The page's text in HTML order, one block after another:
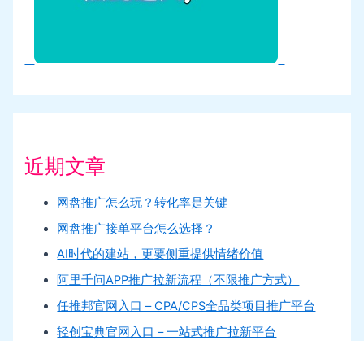
近期文章
网盘推广怎么玩？转化率是关键
网盘推广接单平台怎么选择？
AI时代的建站，更要侧重提供情绪价值
阿里千问APP推广拉新流程（不限推广方式）
任推邦官网入口 – CPA/CPS全品类项目推广平台
轻创宝典官网入口 – 一站式推广拉新平台